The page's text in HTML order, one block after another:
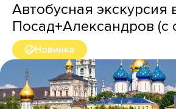
Автобусная экскурсия
Посад+Александров (с
Новинка